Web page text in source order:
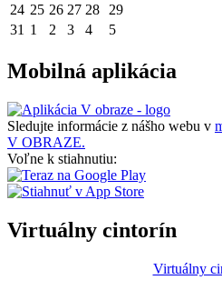
24 25 26 27 28 29
31 1 2 3 4 5
Mobilná aplikácia
Sledujte informácie z nášho webu v
V OBRAZE.
Voľne k stiahnutiu:
Virtuálny cintorín
Virtuálny